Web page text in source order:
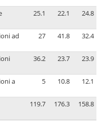
25.1 22.1 24.8
ad
27 41.8 32.4
36.2 23.7 23.9
a
5 10.8 12.1
119.7 176.3 158.8